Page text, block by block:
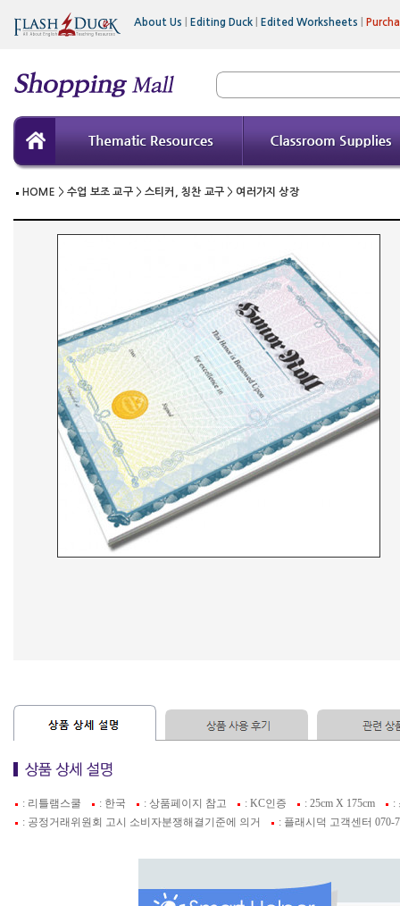
About Us Editing Duck Edited Worksheets
HOME > 수업 보조 교구> 스티커, 칭찬 교구 > 여러가지 상장
: 리틀램스쿨 : 한국 : 상품페이지 참고 : KC인증 : 25cm X 175cm
:
: 공정거래위원회 고시 소비자분쟁해결기준에 의거
: 플래시덕 고객센터 070-